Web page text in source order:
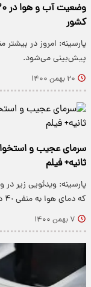
کشور
پارسینه: امروز در
پیش‌بینی می‌شود.
۲۰ بهمن ۱۴۰۰
سرمای عجیب و
ثانیه+ فیلم
پارسینه: ویدئویی زیر در
که دمای هوا به منفی ۴٠ درجه سانتیگراد…
۷ بهمن ۱۴۰۰